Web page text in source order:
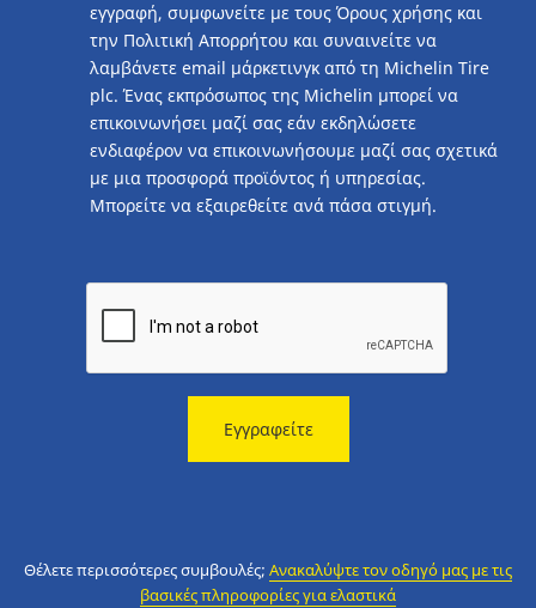
εγγραφή, συμφωνείτε με τους Όρους χρήσης και
την Πολιτική Απορρήτου και συναινείτε να
λαμβάνετε email μάρκετινγκ από τη Michelin Tire
plc. Ένας εκπρόσωπος της Michelin μπορεί να
επικοινωνήσει μαζί σας εάν εκδηλώσετε
ενδιαφέρον να επικοινωνήσουμε μαζί σας σχετικά
με μια προσφορά προϊόντος ή υπηρεσίας.
Μπορείτε να εξαιρεθείτε ανά πάσα στιγμή.
Εγγραφείτε
Θέλετε περισσότερες συμβουλές; Ανακαλύψτε τον οδηγό μας με τις
βασικές πληροφορίες για ελαστικά